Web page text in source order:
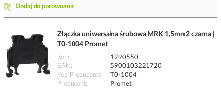
Dodaj do porównania
Złączka uniwersalna śrubowa MRK 1,5mm2 czarna |
T0-1004 Promet
Kod
1290550
EAN
5900103221720
Kod Producenta
T0-1004
Producent
Promet